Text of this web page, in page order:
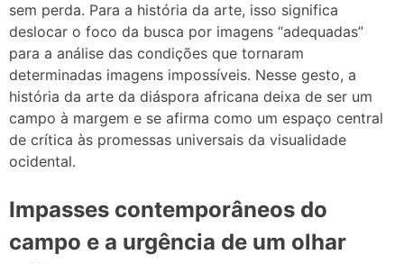
sem perda. Para a história da arte, isso significa
deslocar o foco da busca por imagens “adequadas”
para a análise das condições que tornaram
determinadas imagens impossíveis. Nesse gesto, a
história da arte da diáspora africana deixa de ser um
campo à margem e se afirma como um espaço central
de crítica às promessas universais da visualidade
ocidental.
Impasses contemporâneos do
campo e a urgência de um olhar